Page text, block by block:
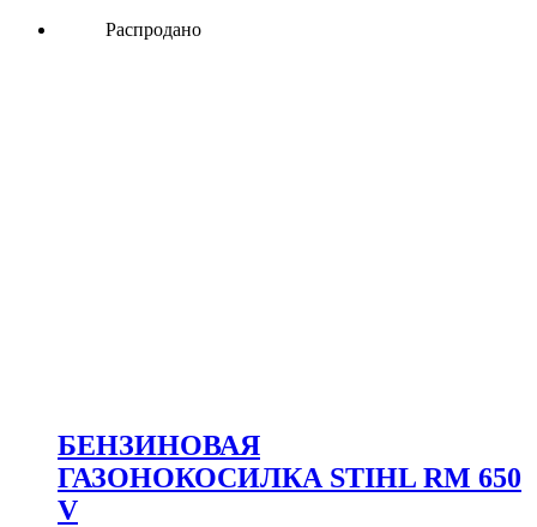
Распродано
БЕНЗИНОВАЯ
ГАЗОНОКОСИЛКА STIHL RM 650
V